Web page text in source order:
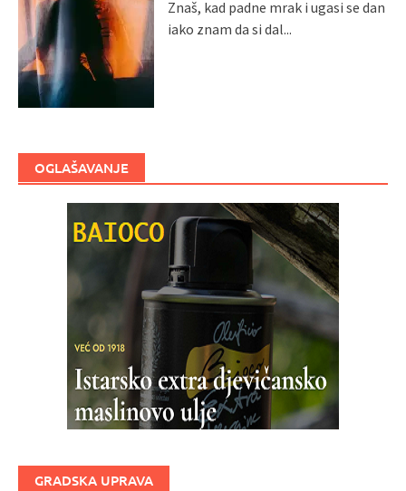
Znaš, kad padne mrak i ugasi se dan
iako znam da si dal...
OGLAŠAVANJE
GRADSKA UPRAVA